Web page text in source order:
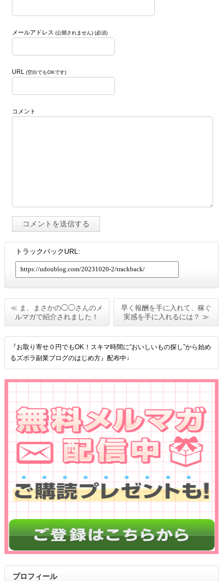
メールアドレス (公開されません) (必須)
URL (空白でもOKです)
コメント
トラックバックURL:
≪ ま、まさかの◯◯さんのメ
ルマガで紹介されました！
早く報酬を手に入れて、稼ぐ
実感を手に入れるには？ ≫
『お取り寄せ０円でもOK！スキマ時間に“おいしいもの探し”から始め
るズボラ副業ブログのはじめ方』配布中↓
プロフィール